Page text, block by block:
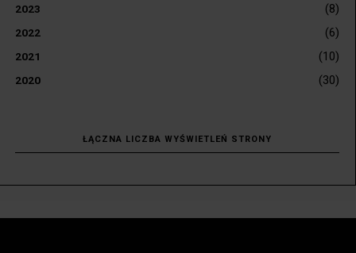
2023 (8)
2022 (6)
2021 (10)
2020 (30)
ŁĄCZNA LICZBA WYŚWIETLEŃ STRONY